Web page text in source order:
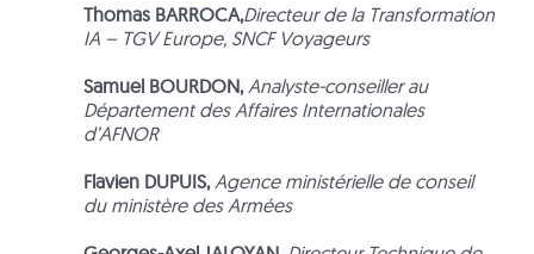
Thomas BARROCA,Directeur de la Transformation
IA – TGV Europe, SNCF Voyageurs
Samuel BOURDON, Analyste-conseiller au
Département des Affaires Internationales
d’AFNOR
Flavien DUPUIS, Agence ministérielle de conseil
du ministère des Armées